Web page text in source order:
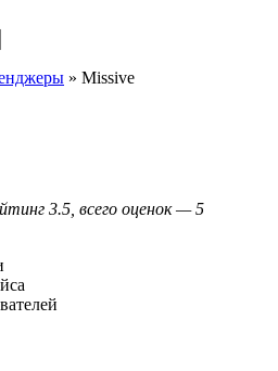
» Missive
3.5, всего оценок — 5